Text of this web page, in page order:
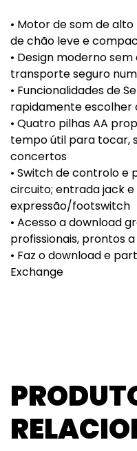
• Motor de som de alto
de chão leve e
• Design moderno
transporte seguro
• Funcionalidades de
rapidamente escolher
• Quatro pilhas AA
tempo útil para tocar,
concertos
• Switch de controlo e
circuito; entrada jack e
expressão/footswitch
• Acesso a download
profissionais, prontos
• Faz o download e
Exchange